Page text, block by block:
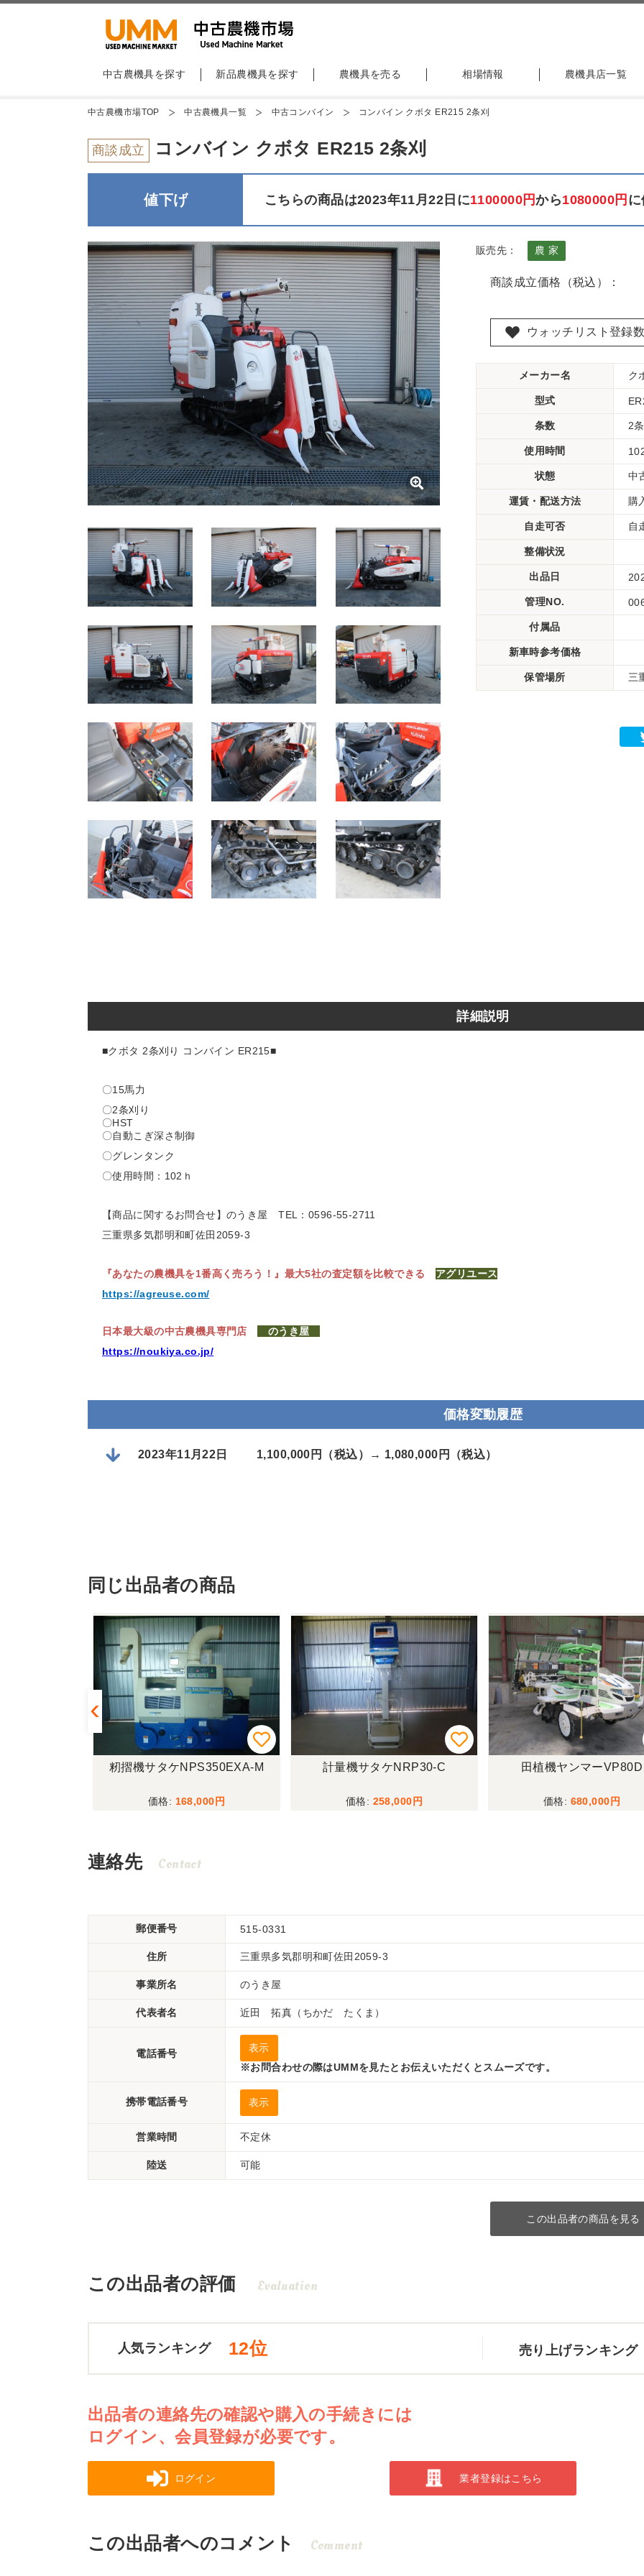
中古農機具を探す 新品農機具を探す 農機具を売る 相場情報 農機具店一覧
中古農機市場TOP 中古農機具一覧 中古コンバイン コンバイン クボタ ER215 2条刈
商談成立 コンバイン クボタ ER215 2条刈
値下げ こちらの商品は2023年11月22日に1100000円から1080000円
販売先： 農 家
商談成立価格（税込）：
ウォッチリスト登録
メーカー名 ク
型式
条数 2
使用時間
状態 中
運賃・配送方法 購
自走可否 自
整備状況
出品日
管理NO.
付属品
新車時参考価格
保管場所 三
詳細説明
■クボタ 2条刈り コンバイン ER215■
〇15馬力
〇2条刈り
〇HST
〇自動こぎ深さ制御
〇グレンタンク
〇使用時間：102ｈ
【商品に関するお問合せ】のうき屋TEL：0596-55-2711
三重県多気郡明和町佐田2059-3
『あなたの農機具を1番高く売ろう！』 最大5社の査定額を比較できる アグリユース
https://agreuse.com/
日本最大級の中古農機具専門店
のうき屋
https://noukiya.co.jp/
価格変動履歴
2023年11月22日 1,100,000円（税込）→ 1,080,000円（税込）
同じ出品者の商品
籾摺機サタケNPS350EXA-M
168,000
計量機サタケNRP30-C
258,000
田植機ヤンマーVP80D
680,000
連絡先 Contact
郵便番号 515-0331
住所 三重県多気郡明和町佐田2059-3
事業所名 のうき屋
代表者名 近田 拓真（ちかだ たくま）
電話番号
表示
※お問合わせの際はUMMを見たとお伝えいただくとスムーズです。
携帯電話番号 表示
営業時間 不定休
陸送 可能
この出品者の商品を見る
この出品者の評価 Evaluation
人気ランキング 12位 売り上げランキング
出品者の連絡先の確認や購入の手続きには
ログイン、会員登録が必要です。
ログイン 業者登録はこちら
この出品者へのコメント Comment